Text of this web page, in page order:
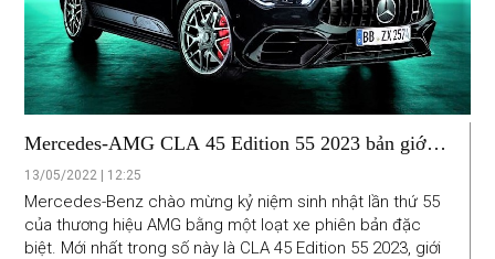
Mercedes-AMG CLA 45 Edition 55 2023 bản giới
hạn kỷ niệm sinh nhật AMG
13/05/2022 | 12:25
Mercedes-Benz chào mừng kỷ niệm sinh nhật lần thứ 55
của thương hiệu AMG bằng một loạt xe phiên bản đặc
biệt. Mới nhất trong số này là CLA 45 Edition 55 2023, giới